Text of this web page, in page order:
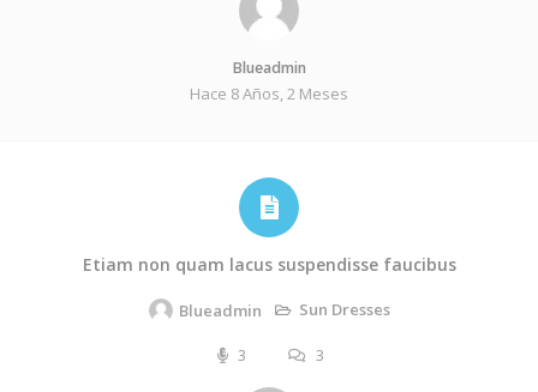
Blueadmin
Hace 8 Años, 2 Meses
Etiam non quam lacus suspendisse faucibus
Blueadmin Sun Dresses
3 3